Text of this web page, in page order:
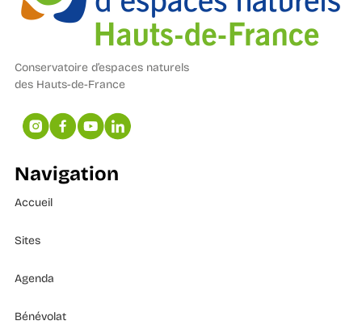
Conservatoire d’espaces naturels
des Hauts-de-France
Navigation
Accueil
Sites
Agenda
Bénévolat